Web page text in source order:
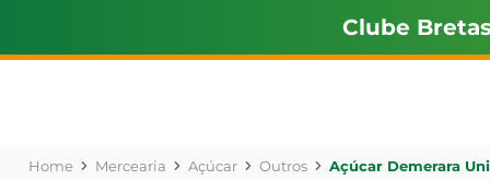
Clube Bretas
Mercearia Açúcar Outros Açúcar Demerara